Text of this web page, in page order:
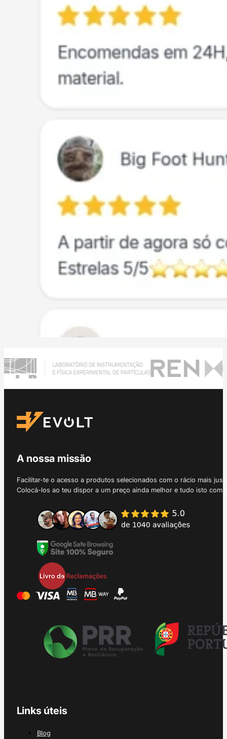
A nossa missão
Facilitar-te o acesso a produtos selecionados com o rácio mais
Colocá-los ao teu dispor a um preço ainda melhor e tudo isto
Links úteis
Blog